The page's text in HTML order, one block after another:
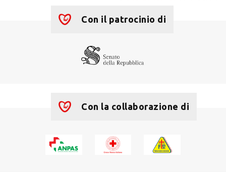
Con il patrocinio di
Con la collaborazione di